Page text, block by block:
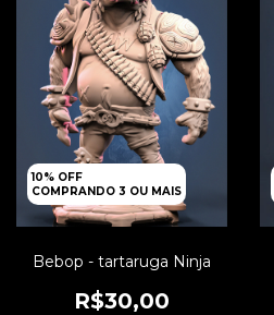
10% OFF
COMPRANDO 3 OU MAIS
Bebop - tartaruga Ninja
R$30,00